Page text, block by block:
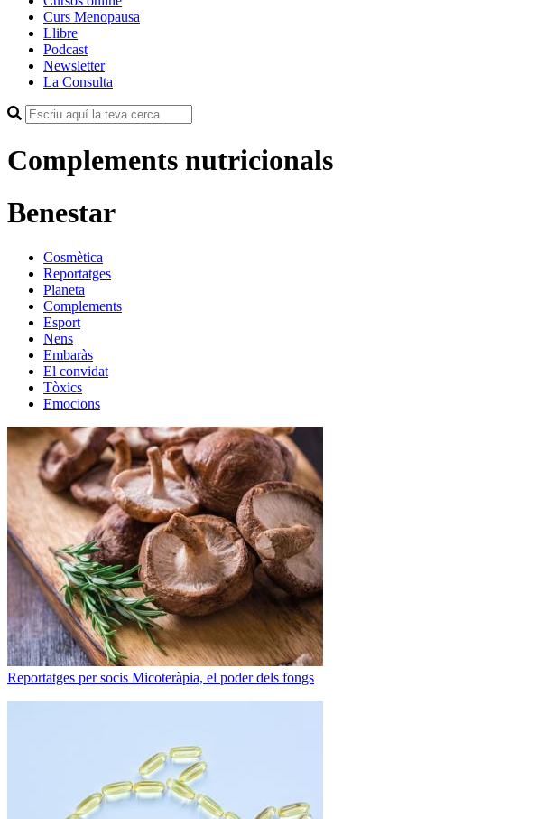
Curs Menopausa
Llibre
Podcast
Newsletter
La Consulta
Complements nutricionals
Benestar
Cosmètica
Reportatges
Planeta
Complements
Esport
Nens
Embaràs
El convidat
Tòxics
Emocions
Reportatges per socis Micoteràpia, el poder dels fongs